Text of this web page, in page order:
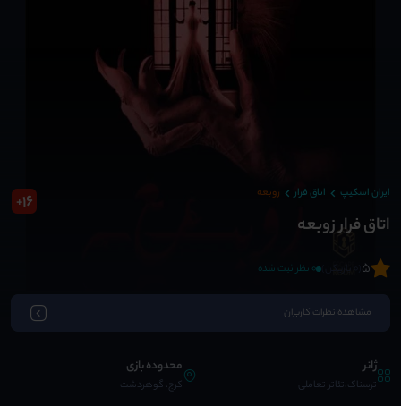
ایران اسکیپ اتاق فرار زوبعه
اتاق فرار زوبعه
16
+
5 0 نظر ثبت شده
مشاهده نظرات کاربران
ژانر
ترسناک،تئاتر تعاملی
محدوده بازی
کرج، گوهردشت